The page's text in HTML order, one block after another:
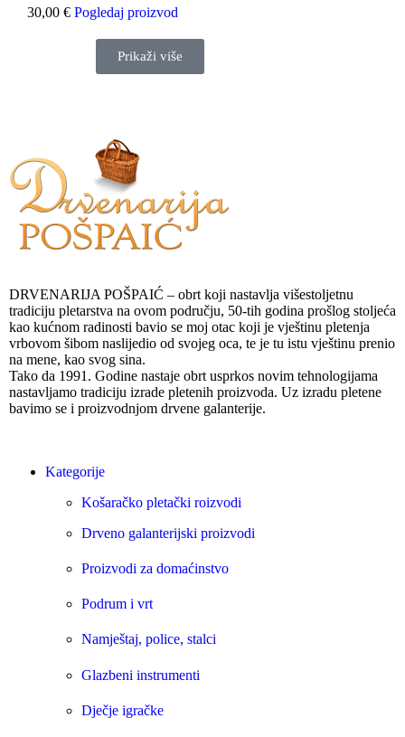
30,00 € Pogledaj proizvod
Prikaži više
DRVENARIJA POŠPAIĆ – obrt koji nastavlja višestoljetnu
tradiciju pletarstva na ovom području, 50-tih godina prošlog stoljeća
kao kućnom radinosti bavio se moj otac koji je vještinu pletenja
vrbovom šibom naslijedio od svojeg oca, te je tu istu vještinu prenio
na mene, kao svog sina.
Tako da 1991. Godine nastaje obrt usprkos novim tehnologijama
nastavljamo tradiciju izrade pletenih proizvoda. Uz izradu pletene
bavimo se i proizvodnjom drvene galanterije.
Kategorije
Košaračko pletački roizvodi
Drveno galanterijski proizvodi
Proizvodi za domaćinstvo
Podrum i vrt
Namještaj, police, stalci
Glazbeni instrumenti
Dječje igračke